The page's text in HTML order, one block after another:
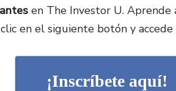
en The Investor U. Aprende
en el siguiente botón y
¡Inscríbete aquí!